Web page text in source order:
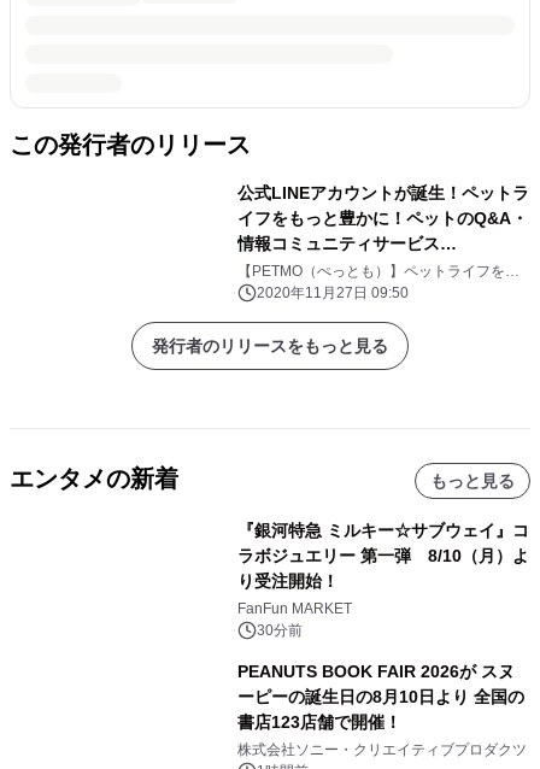
この発行者のリリース
公式LINEアカウントが誕生！ペットラ
イフをもっと豊かに！ペットのQ&A・
情報コミュニティサービス
【PETMO（ぺっとも）】
【PETMO（ぺっとも）】ペットライフをも
っと豊かに。ヘ゜ットのQ&A・情報コミュニ
2020年11月27日 09:50
発行者のリリースをもっと見る
エンタメの新着 もっと見る
『銀河特急 ミルキー☆サブウェイ』コ
ラボジュエリー 第一弾 8/10（月）よ
り受注開始！
FanFun MARKET
30分前
PEANUTS BOOK FAIR 2026が スヌ
ーピーの誕生日の8月10日より 全国の
書店123店舗で開催！
株式会社ソニー・クリエイティブプロダクツ